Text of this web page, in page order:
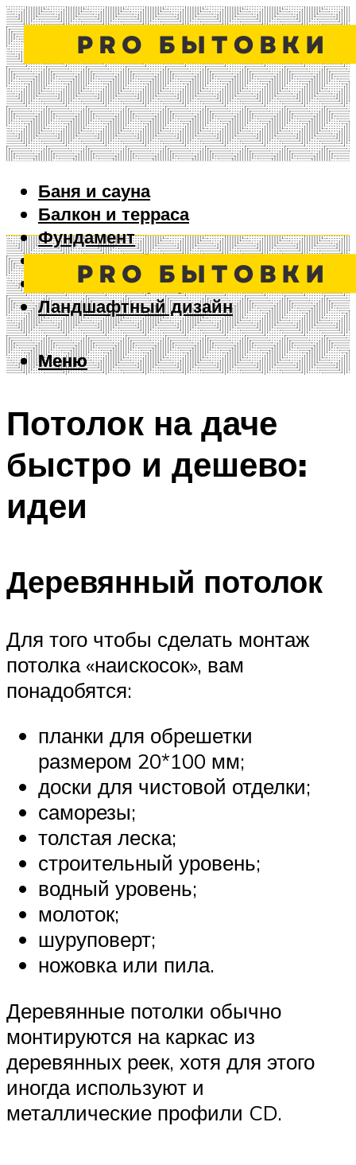
Баня и сауна
Балкон и терраса
Фундамент
Ворота и забор
Дизайн интерьера
Ландшафтный дизайн
Меню
Меню
Потолок на даче
быстро и дешево:
идеи
Деревянный потолок
Для того чтобы сделать монтаж
потолка «наискосок», вам
понадобятся:
планки для обрешетки
размером 20*100 мм;
доски для чистовой отделки;
саморезы;
толстая леска;
строительный уровень;
водный уровень;
молоток;
шуруповерт;
ножовка или пила.
Деревянные потолки обычно
монтируются на каркас из
деревянных реек, хотя для этого
иногда используют и
металлические профили CD.